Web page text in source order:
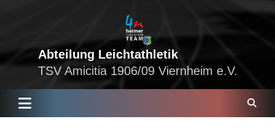
Abteilung Leichtathletik
TSV Amicitia 1906/09 Viernheim e.V.